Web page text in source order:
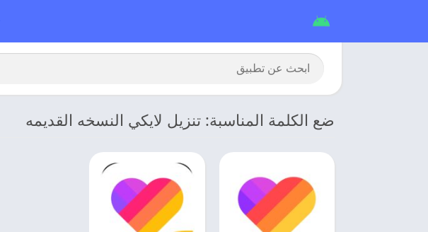
ضع الكلمة المناسبة: تنزيل لايكي النسخه القديمه